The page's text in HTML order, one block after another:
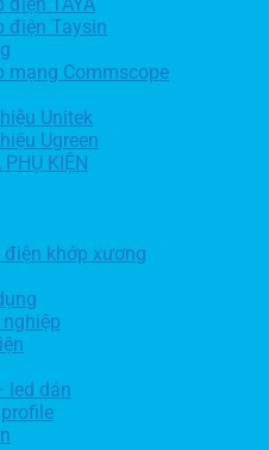
điện TAYA
điện Taysin
mạng Commscope
Unitek
Ugreen
KIỆN
điện khớp xương
led dán